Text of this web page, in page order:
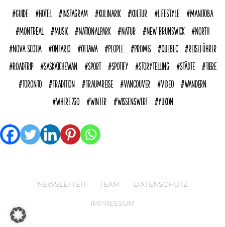
Guide
Hotel Instagram Kulinarik Kultur Lifestyle
Manitoba
Montreal
Musik Nationalpark Natur New Brunswick
North
Nova Scotia
Ontario Ottawa People Promis Quebec
reiseführer
Roadtrip
Saskatchewan Sport Spotify Storytelling Städte
Tiere
Toronto
Tradition Traumreise Vancouver Video
Wandern
where2go
Winter Wissenswert Yukon
NEWSLETTER TEAM DATENSCHUTZ
IMPRESSUM